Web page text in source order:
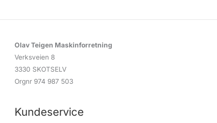
Olav Teigen Maskinforretning
Verksveien 8
3330 SKOTSELV
Orgnr 974 987 503
Kundeservice